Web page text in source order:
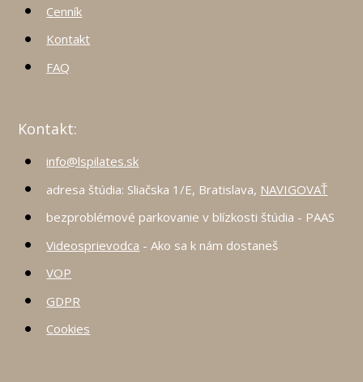
Cenník
Kontakt
FAQ
Kontakt:
info@lspilates.sk
adresa štúdia: Sliačska 1/E, Bratislava, NAVIGOVAŤ
bezproblémové parkovanie v blízkosti štúdia - PAAS
Videosprievodca - Ako sa k nám dostaneš
VOP
GDPR
Cookies